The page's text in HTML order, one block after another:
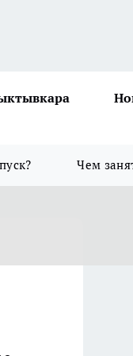
Чем